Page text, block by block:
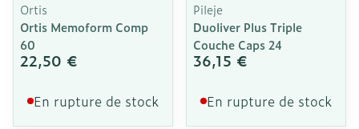
Ortis
Ortis Memoform Comp
60
22,50 €
En rupture de stock
Pileje
Duoliver Plus Triple
Couche Caps 24
36,15 €
En rupture de stock